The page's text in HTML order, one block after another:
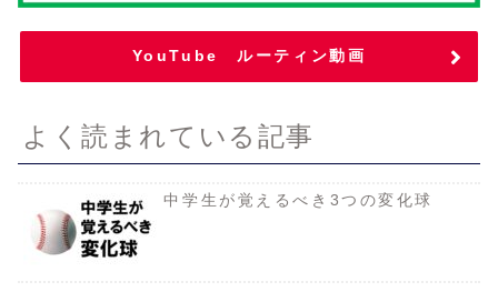
YouTube ルーティン動画
よく読まれている記事
中学生が覚えるべき3つの変化球